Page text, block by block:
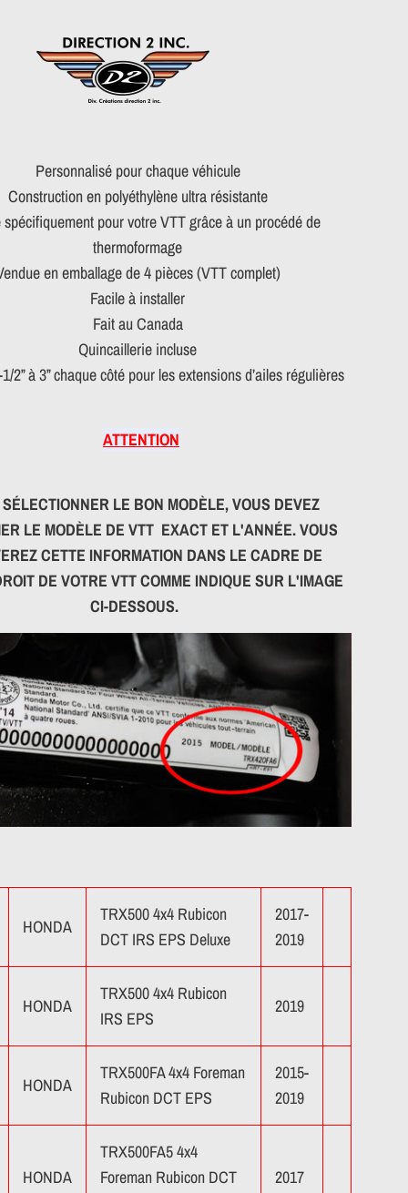
Personnalisé pour chaque véhicule
Construction en polyéthylène ultra résistante
pour votre VTT grâce à un procédé de
thermoformage
en emballage de 4 pièces (VTT complet)
Facile à installer
Fait au Canada
Quincaillerie incluse
2” à 3” chaque côté pour les extensions d’ailes régulières
ATTENTION
LE BON MODÈLE, VOUS DEVEZ
LE MODÈLE DE VTT EXACT ET L'ANNÉE.VOUS
CETTE INFORMATION DANS LE CADRE DE
DE VOTRE VTT COMME INDIQUE SUR L'IMAGE
CI-DESSOUS.
HONDA
TRX500 4x4 Rubicon
DCT IRS EPS Deluxe
2017-
2019
HONDA
TRX500 4x4 Rubicon
IRS EPS
2019
HONDA
TRX500FA 4x4 Foreman
Rubicon DCT EPS
2015-
2019
HONDA
TRX500FA5 4x4
Foreman Rubicon DCT
2017